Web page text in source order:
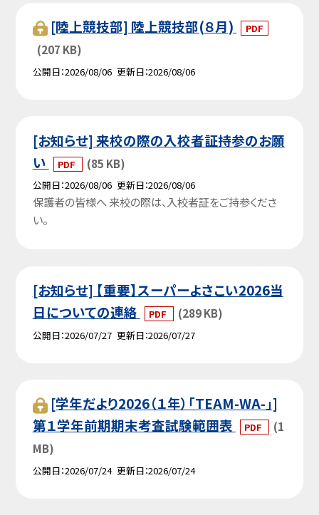
[陸上競技部] 陸上競技部(８月) PDF
(207 KB)
公開日 2026/08/06 更新日 2026/08/06
[お知らせ] 来校の際の入校者証持参のお願
い
PDF (85 KB)
公開日 2026/08/06 更新日 2026/08/06
保護者の皆様へ 来校の際は、入校者証をご持参くださ
い。
[お知らせ] 【重要】スーパーよさこい2026当
日についての連絡
PDF (289 KB)
公開日 2026/07/27 更新日 2026/07/27
[学年だより2026（１年）「TEAM-WA-」]
第１学年前期期末考査試験範囲表
PDF
(1
MB)
公開日 2026/07/24 更新日 2026/07/24